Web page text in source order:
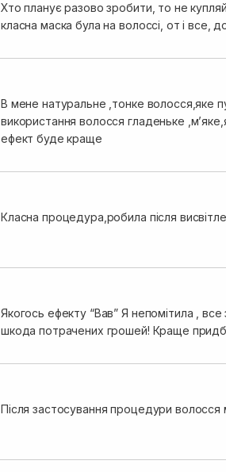
Хто планує разово зробити, то не
класна маска була на волоссі, от і все,
В мене натуральне ,тонке волосся,яке
використання волосся гладеньке
ефект буде краще
Класна процедура,робила після
Якогось ефекту “Вав” Я непомітила , все
шкода потрачених грошей! Краще
Після застосування процедури